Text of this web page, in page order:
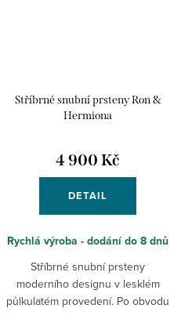
Stříbrné snubní prsteny Ron &
Hermiona
4 900 Kč
DETAIL
Rychlá výroba - dodání do 8 dnů
Stříbrné snubní prsteny
moderního designu v lesklém
půlkulatém provedení. Po obvodu